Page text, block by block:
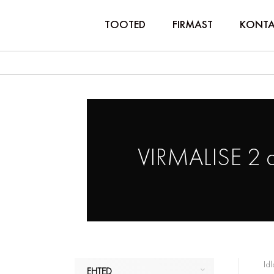
TOOTED FIRMAST
VIRMALISE
EHTED